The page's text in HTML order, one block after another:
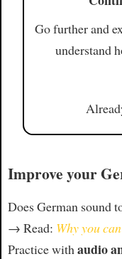
Go further and
understand
Improve your
Does German sound
→ Read: Why you
Practice withaudio